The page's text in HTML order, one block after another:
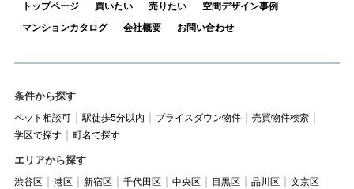
トップページ 買いたい 売りたい
空間デザイン事例
マンションカタログ
会社概要 お問い合わせ
条件から探す
ペット相談可 駅徒歩5分以内 プライスダウン物件
売買物件検索
学区で探す
町名で探す
エリアから探す
渋谷区 港区 新宿区 千代田区 中央区 目黒区 品川区 文京区